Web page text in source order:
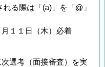
際は「(a)」を「@」
１１日（木）必着
選考（面接審査）を実